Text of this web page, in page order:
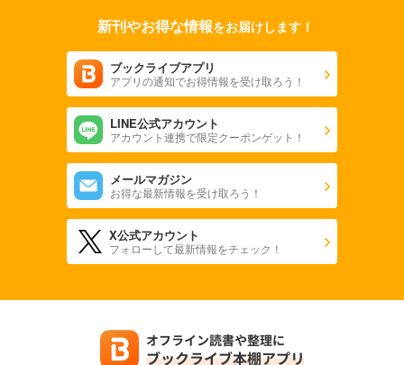
新刊やお得な情報をお届けします！
ブックライブアプリ
アプリの通知でお得情報を受け取ろう！
LINE公式アカウント
アカウント連携で限定クーポンゲット！
メールマガジン
お得な最新情報を受け取ろう！
X公式アカウント
フォローして最新情報をチェック！